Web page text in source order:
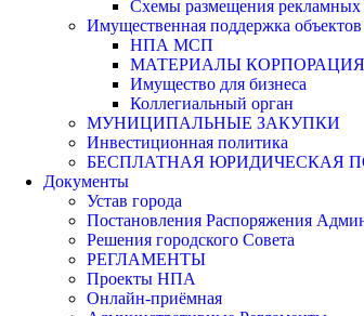
Схемы размещения рекламных
Имущественная поддержка
НПА МСП
МАТЕРИАЛЫ
Имущество для бизнеса
Коллегиальный орган
МУНИЦИПАЛЬНЫЕ ЗАКУПКИ
Инвестиционная политика
БЕСПЛАТНАЯ ЮРИДИЧЕСКАЯ
Документы
Устав города
Постановления Распоряжения
Решения городского Совета
РЕГЛАМЕНТЫ
Проекты НПА
Онлайн-приёмная